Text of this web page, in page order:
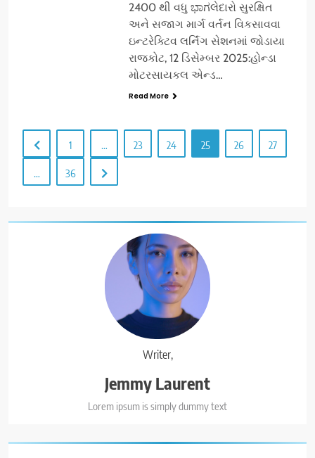
Writer,
Jemmy Laurent
Lorem ipsum is simply dummy text
2400 થી વધુ ಭಾಗલેદારો સુરક્ષિત
અને સજાગ માર્ગ વર્તન વિકસાવવા
ઇન્ટરેક્ટિવ લર્નિંગ સેશનમાં જોડાયા
રાજકોટ, 12 ડિસેમ્બર 2025:હોન્ડા
મોટરસાયકલ એન્ડ…
Read More
1 … 23 24 25 26 27
… 36